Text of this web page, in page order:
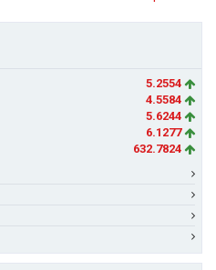
5.2554
4.5584
5.6244
6.1277
632.7824